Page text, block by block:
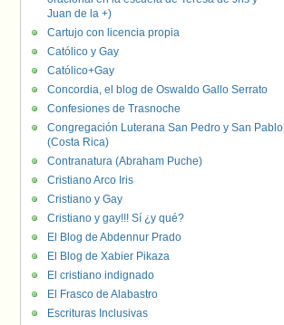
Juan de la +)
Cartujo con licencia propia
Católico y Gay
Católico+Gay
Concordia, el blog de Oswaldo Gallo Serrato
Confesiones de Trasnoche
Congregación Luterana San Pedro y San Pablo
(Costa Rica)
Contranatura (Abraham Puche)
Cristiano Arco Iris
Cristiano y Gay
Cristiano y gay!!! Sí ¿y qué?
El Blog de Abdennur Prado
El Blog de Xabier Pikaza
El cristiano indignado
El Frasco de Alabastro
Escrituras Inclusivas